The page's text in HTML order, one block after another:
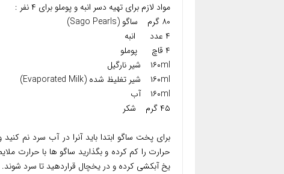
مواد لازم برای تهیه دسر انبه و پوملو برای ۴ نفر :
۸۰ گرم ساگو (Sago Pearls)
۴ عدد انبه
۴ قاچ پوملو
۱۶۰ml شیر نارگیل
۱۶۰ml شیر تغلیظ شده (Evaporated Milk)
۱۶۰ml آب
۴۵ گرم شکر
یخ آبکشی کرده و در یخچال قراردهید تا سرد شوند.